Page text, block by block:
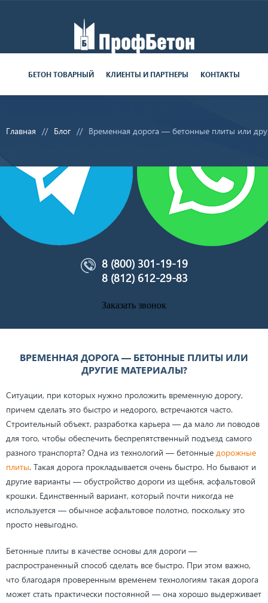
Работаем пн-пт с 9:00 до 19:00
поставки круглосуточно
8 (800) 301-19-19
8 (812) 612-29-83
Заказать звонок
БЕТОН ТОВАРНЫЙ КЛИЕНТЫ И ПАРТНЕРЫ КОНТАКТЫ
Главная Блог Временная дорога — бетонные плиты или
ВРЕМЕННАЯ ДОРОГА — БЕТОННЫЕ ПЛИТЫ ИЛИ
ДРУГИЕ МАТЕРИАЛЫ?
Ситуации, при которых нужно проложить временную дорогу,
причем сделать это быстро и недорого, встречаются часто.
Строительный объект, разработка карьера — да мало ли поводов
для того, чтобы обеспечить беспрепятственный подъезд самого
разного транспорта? Одна из технологий — бетонные дорожные
плиты. Такая дорога прокладывается очень быстро. Но бывают и
другие варианты — обустройство дороги из щебня, асфальтовой
крошки. Единственный вариант, который почти никогда не
используется — обычное асфальтовое полотно, поскольку это
просто невыгодно.
Бетонные плиты в качестве основы для дороги —
распространенный способ сделать все быстро. При этом важно,
что благодаря проверенным временем технологиям такая дорога
может стать практически постоянной — она хорошо выдерживает